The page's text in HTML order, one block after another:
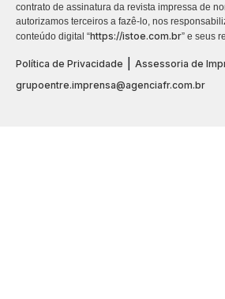
contrato de assinatura da revista impressa de
autorizamos terceiros a fazê-lo, nos
conteúdo digital “https://istoe.com.br” e seus
Política de Privacidade | Assessoria de
grupoentre.imprensa@agenciafr.com.br